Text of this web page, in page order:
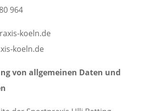
964
koeln.de
koeln.de
von allgemeinen Daten und